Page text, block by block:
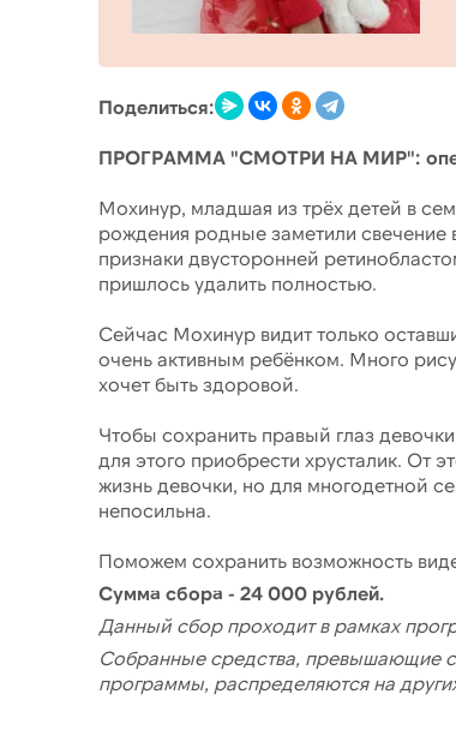
Поделиться:
ПРОГРАММА "СМОТРИ НА МИР":
Мохинур, младшая из трёх детей в
рождения родные заметили свечение
признаки двусторонней
пришлось удалить полностью.
Сейчас Мохинур видит только
очень активным ребёнком. Много
хочет быть здоровой.
Чтобы сохранить правый глаз
для этого приобрести хрусталик. От
жизнь девочки, но для многодетной
непосильна.
Поможем сохранить возможность
Сумма сбора - 24 000 рублей.
Данный сбор проходит в рамках
Собранные средства, превышающие
программы, распределяются на